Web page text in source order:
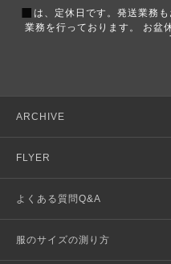
■ は、定休日です。発送業務
業務を行っております。 お盆
ARCHIVE
FLYER
よくある質問Q&A
服のサイズの測り方